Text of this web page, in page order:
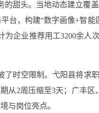
甜头。当地动态建立覆
台，构建“数字画像+智
企业推荐用工3200余人
时空限制。弋阳县将求
从2周压缩至3天；广丰
与岗位亮点。